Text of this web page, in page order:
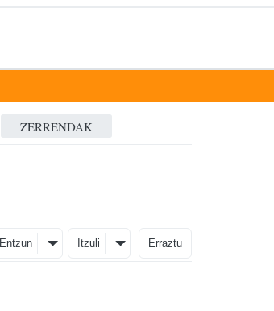
ZERRENDAK
Entzun Itzuli Erraztu